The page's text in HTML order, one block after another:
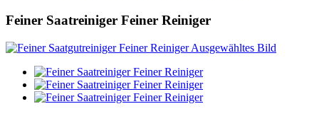
Feiner Saatreiniger Feiner Reiniger